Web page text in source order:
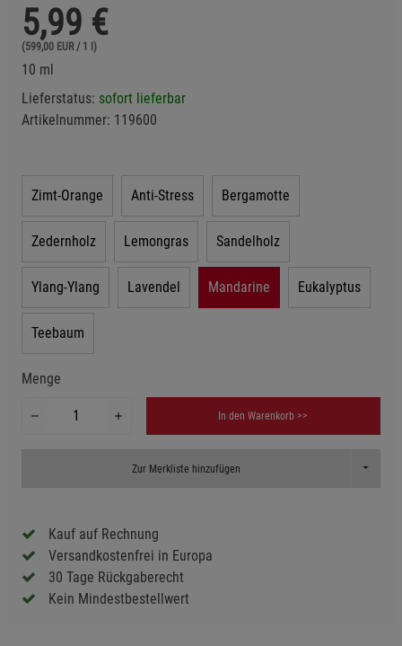
5,99 €
(599,00 EUR / 1 l)
10 ml
Lieferstatus: sofort lieferbar
Artikelnummer: 119600
Zimt-Orange Anti-Stress Bergamotte
Zedernholz Lemongras Sandelholz
Ylang-Ylang Lavendel Mandarine Eukalyptus
Teebaum
Menge
In den Warenkorb >>
Zur Merkliste hinzufügen Toggle
Kauf auf Rechnung
Versandkostenfrei in Europa
30 Tage Rückgaberecht
Kein Mindestbestellwert